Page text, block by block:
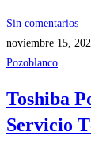
Sin comentarios
noviembre 15,
Pozoblanco
Toshiba
Servicio